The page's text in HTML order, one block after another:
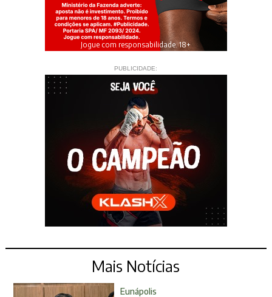
Jogue com responsabilidade. 18+
PUBLICIDADE:
Mais Notícias
Eunápolis